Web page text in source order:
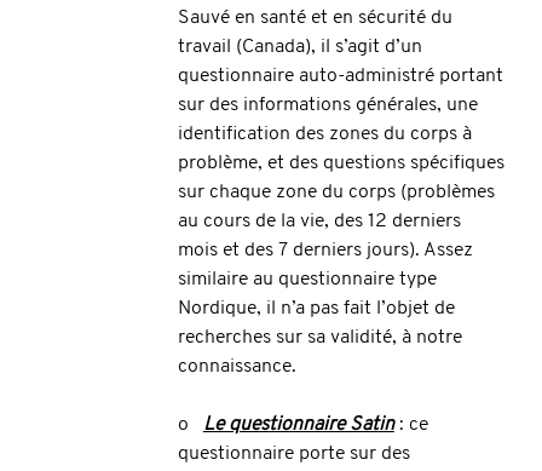
Sauvé en santé et en sécurité du
travail (Canada), il s’agit d’un
questionnaire auto-administré portant
sur des informations générales, une
identification des zones du corps à
problème, et des questions spécifiques
sur chaque zone du corps (problèmes
au cours de la vie, des 12 derniers
mois et des 7 derniers jours). Assez
similaire au questionnaire type
Nordique, il n’a pas fait l’objet de
recherches sur sa validité, à notre
connaissance.
o Le questionnaire Satin : ce
questionnaire porte sur des